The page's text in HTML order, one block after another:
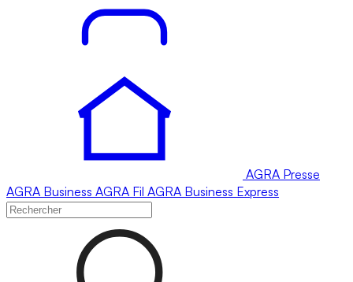
AGRA Presse
AGRA Business AGRA Fil AGRA Business Express